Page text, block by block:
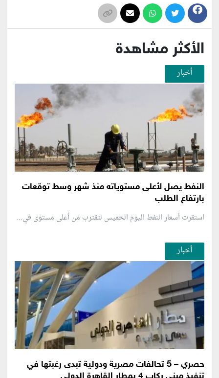
الأكثر مشاهدة
أخبار
النفط يصل لأعلى مستوياته منذ شهر وسط توقعات
بارتفاع الطلب
استقرت أسعار النفط اليوم الخميس لتقترب من أعلى مستوى في...
أخبار
حصري – 5 تحالفات مصرية ودولية تبدى رغبتها في